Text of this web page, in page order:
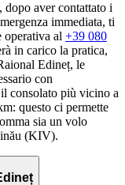
dopo aver contattato i
immediata, ti
operativa al +39 080
in carico la pratica,
Edineț, le
con
consolato più vicino a
questo ci permette
sia un volo
(KIV).